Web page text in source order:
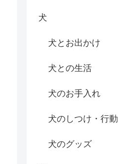
犬
犬とお出かけ
犬との生活
犬のお手入れ
犬のしつけ・行動
犬のグッズ